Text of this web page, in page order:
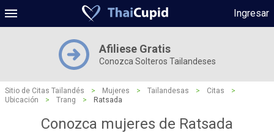
Ingresar
Afiliese Gratis
Conozca Solteros Tailandeses
Sitio de Citas Tailandés > Mujeres > Tailandesas > Citas
>
Ubicación
> Trang > Ratsada
Conozca mujeres de Ratsada